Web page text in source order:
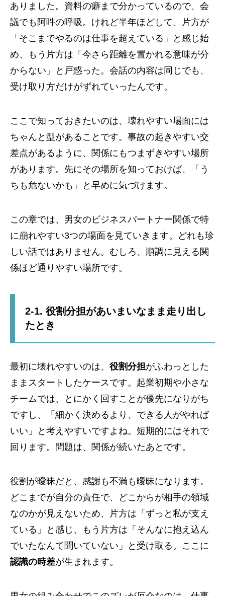
ありました。資料の癖まで分かっているので、会
議でも阿吽の呼吸。けれど半年ほどして、片方が
「そこまでやるのは仕事を超えている」と感じ始
め、もう片方は「今さら距離を置かれる意味が分
からない」と戸惑った。会話の内容は同じでも、
受け取り方だけがずれていったんです。
ここで知っておきたいのは、壊れやすい場面には
ちゃんと型があることです。事故の起きやすい交
差点があるように、関係にもつまずきやすい場所
があります。先にその場所を知っておけば、「う
ちも危ないかも」と早めに気づけます。
この章では、男女のビジネスパートナー関係で特
に崩れやすい3つの場面を見ていきます。どれも珍
しい話ではありません。むしろ、順調に見える関
係ほど通りやすい場所です。
2-1. 役割分担があいまいなまま走り出し
たとき
最初に壊れやすいのは、 役割分担がふわっとした
ままスタートしたケースです。起業初期や小さな
チームでは、とにかく回すことが優先になりがち
ですし、「細かく決めるより、できる人がやれば
いい」と考えやすいですよね。短期的にはそれで
回ります。問題は、関係が続いたあとです。
役割が曖昧だと、感謝も不満も曖昧になります。
どこまでが自分の責任で、どこからが相手の領域
なのかが見えないため、片方は「ずっと私が支え
ている」と感じ、もう片方は「そんなに抱え込ん
でいたなんて聞いていない」と受け取る。ここに
認識の時差が生まれます。